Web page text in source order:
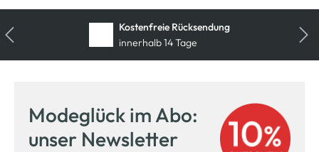
Kostenfreie Rücksendung
innerhalb 14 Tage
Modeglück im Abo:
unser Newsletter